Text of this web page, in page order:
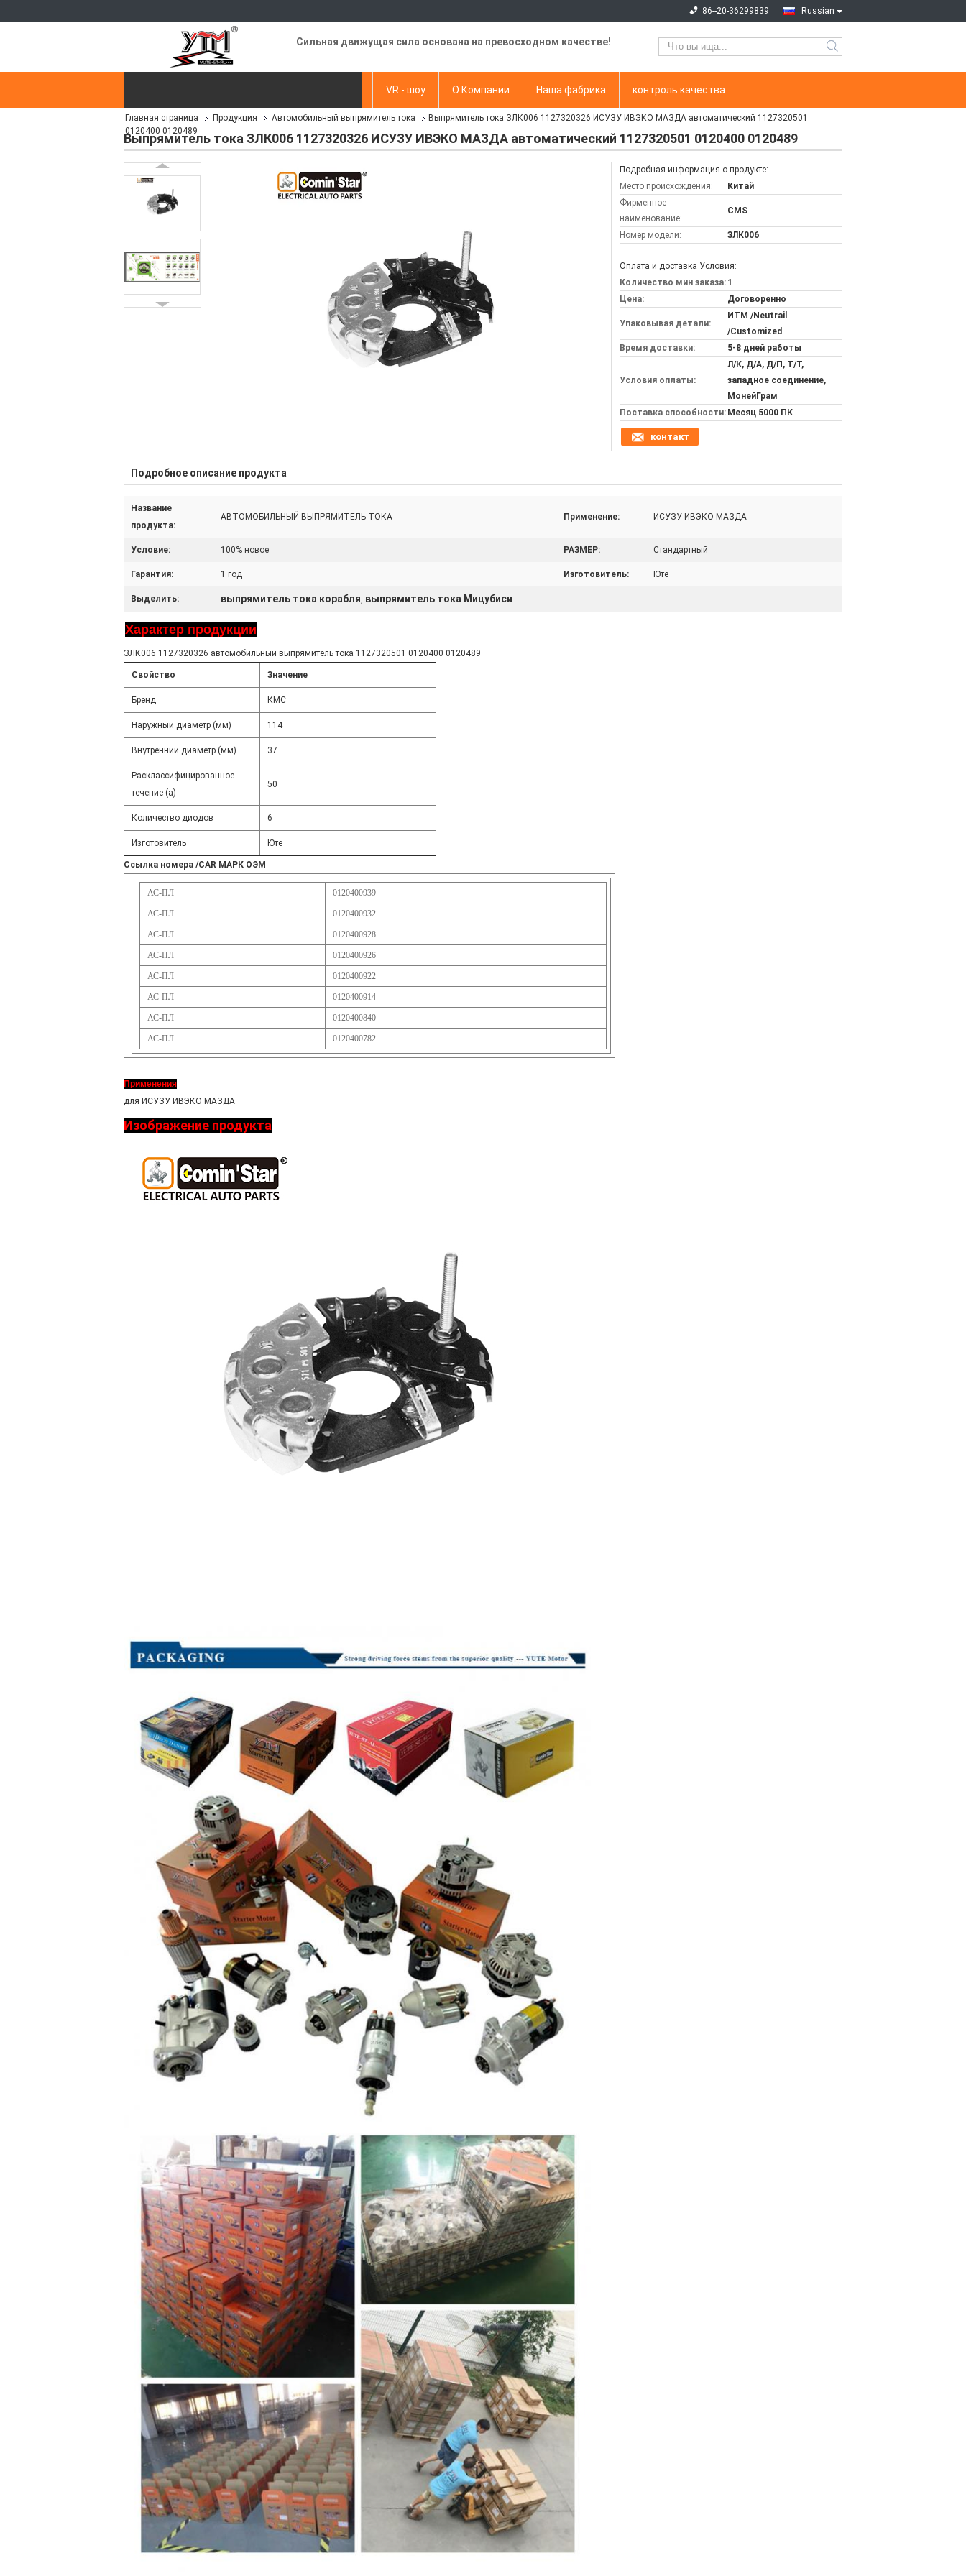
Russian
86--20-36299839
Сильная движущая сила основана на превосходном качестве!
VR - шоу О Компании Наша фабрика контроль качества
контактные данные
Главная страница Продукция Автомобильный выпрямитель тока
Выпрямитель тока ЗЛК006 1127320326 ИСУЗУ ИВЭКО МАЗДА автоматический 1127320501
0120400 0120489
Выпрямитель тока ЗЛК006 1127320326 ИСУЗУ ИВЭКО МАЗДА автоматический 1127320501 0120400 0120489
Подробная информация о продукте:
Место происхождения:
Китай
Фирменное
наименование:
CMS
Номер модели: ЗЛК006
Оплата и доставка Условия:
Количество мин заказа: 1
Цена:
Договоренно
Упаковывая детали:
ИТМ /Neutrail
/Customized
Время доставки:
5-8 дней работы
Условия оплаты:
Л/К, Д/А, Д/П, Т/Т,
западное соединение,
МонейГрам
Поставка способности: Месяц 5000 ПК
контакт
Подробное описание продукта
Название
продукта:
АВТОМОБИЛЬНЫЙ ВЫПРЯМИТЕЛЬ ТОКА Применение: ИСУЗУ ИВЭКО МАЗДА
Условие: 100% новое РАЗМЕР: Стандартный
Гарантия: 1 год Изготовитель: Юте
Выделить: выпрямитель тока корабля, выпрямитель тока Мицубиси
Характер продукции
ЗЛК006 1127320326 автомобильный выпрямитель тока 1127320501 0120400 0120489
Свойство Значение
Бренд КМС
Наружный диаметр (мм) 114
Внутренний диаметр (мм) 37
Расклассифицированное
течение (а)
50
Количество диодов 6
Изготовитель Юте
Ссылка номера /CAR МАРК ОЭМ
АС-ПЛ 0120400939
АС-ПЛ 0120400932
АС-ПЛ 0120400928
АС-ПЛ 0120400926
АС-ПЛ 0120400922
АС-ПЛ 0120400914
АС-ПЛ 0120400840
АС-ПЛ 0120400782
Применения
для ИСУЗУ ИВЭКО МАЗДА
Изображение продукта